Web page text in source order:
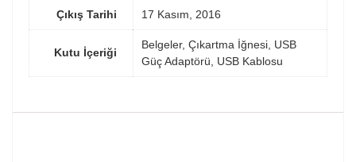
Çıkış Tarihi 17 Kasım, 2016
Kutu İçeriği
Belgeler, Çıkartma İğnesi, USB
Güç Adaptörü, USB Kablosu